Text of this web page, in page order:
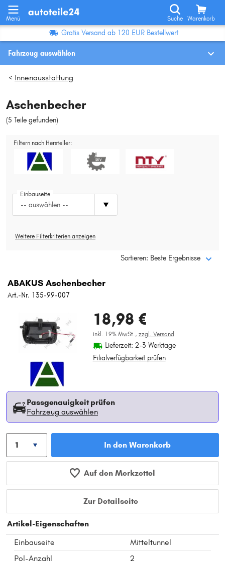
Menü Suche Warenkorb
Gratis Versand ab 120 EUR Bestellwert
Fahrzeug auswählen
Wo finde ich die?
Oder Fahrzeugauswahl nach Kriterien:
Modell wählen
Typ wählen
> Innenausstattung
Aschenbecher
(5 Teile gefunden)
Filtern nach Hersteller:
Einbauseite
-- auswählen --
Weitere Filterkriterien anzeigen
Sortieren: Beste Ergebnisse
ABAKUS Aschenbecher
Art.-Nr. 135-99-007
18,98 €
inkl. 19% MwSt., zzgl. Versand
Lieferzeit: 2-3 Werktage
Filialverfügbarkeit prüfen
Passgenauigkeit prüfen
Fahrzeug auswählen
In den Warenkorb
Auf den Merkzettel
Zur Detailseite
Artikel-Eigenschaften
Einbauseite
Mitteltunnel
Pol-Anzahl
2